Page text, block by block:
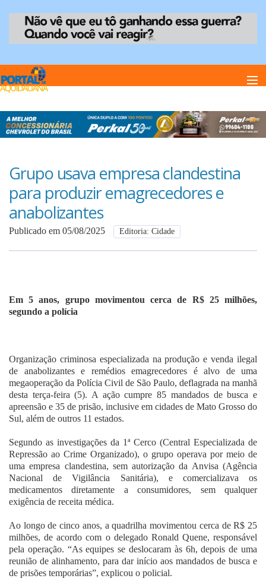
Home
Anuncie
Anuncie
Grupo usava empresa clandestina
para produzir emagrecedores e
anabolizantes
Publicado em 05/08/2025 Editoria: Cidade
Em 5 anos, grupo movimentou cerca de R$ 25 milhões,
segundo a polícia
Organização criminosa especializada na produção e venda ilegal
de anabolizantes e remédios emagrecedores é alvo de uma
megaoperação da Polícia Civil de São Paulo, deflagrada na manhã
desta terça-feira (5). A ação cumpre 85 mandados de busca e
apreensão e 35 de prisão, inclusive em cidades de Mato Grosso do
Sul, além de outros 11 estados.
Segundo as investigações da 1ª Cerco (Central Especializada de
Repressão ao Crime Organizado), o grupo operava por meio de
uma empresa clandestina, sem autorização da Anvisa (Agência
Nacional de Vigilância Sanitária), e comercializava os
medicamentos diretamente a consumidores, sem qualquer
exigência de receita médica.
Ao longo de cinco anos, a quadrilha movimentou cerca de R$ 25
milhões, de acordo com o delegado Ronald Quene, responsável
pela operação. “As equipes se deslocaram às 6h, depois de uma
reunião de alinhamento, para dar início aos mandados de busca e
de prisões temporárias”, explicou o policial.